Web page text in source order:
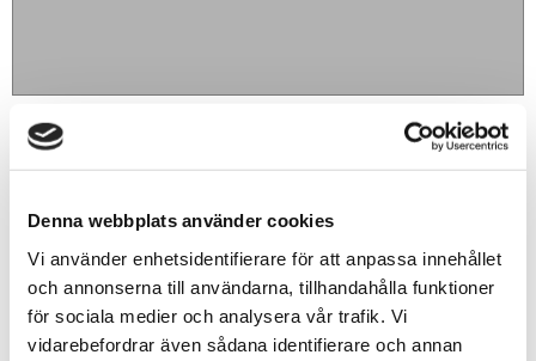
Denna webbplats använder cookies
Vi använder enhetsidentifierare för att anpassa innehållet
och annonserna till användarna, tillhandahålla funktioner
för sociala medier och analysera vår trafik. Vi
vidarebefordrar även sådana identifierare och annan
239sek
Lägg till i favoriter
BEVAKA